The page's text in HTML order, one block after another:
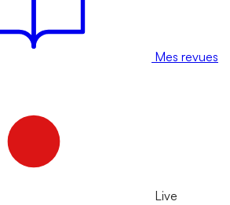
Mes revues
Live